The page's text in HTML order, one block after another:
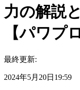
力の解説
【パワプ
最終更新:
2024年5月20日19:59